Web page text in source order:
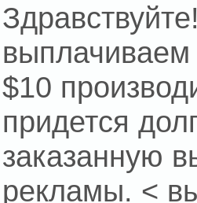
$10
придется
заказанную
рекламы. <